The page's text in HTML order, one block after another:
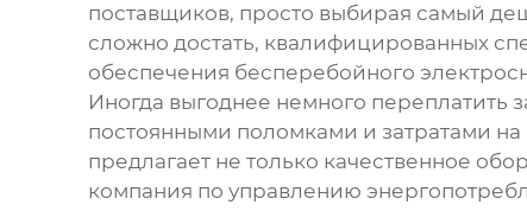
поставщиков, просто выбирая самый
сложно достать, квалифицированных
обеспечения бесперебойного
Иногда выгоднее немного переплатить
постоянными поломками и затратами
предлагает не только качественное
компания по управлению